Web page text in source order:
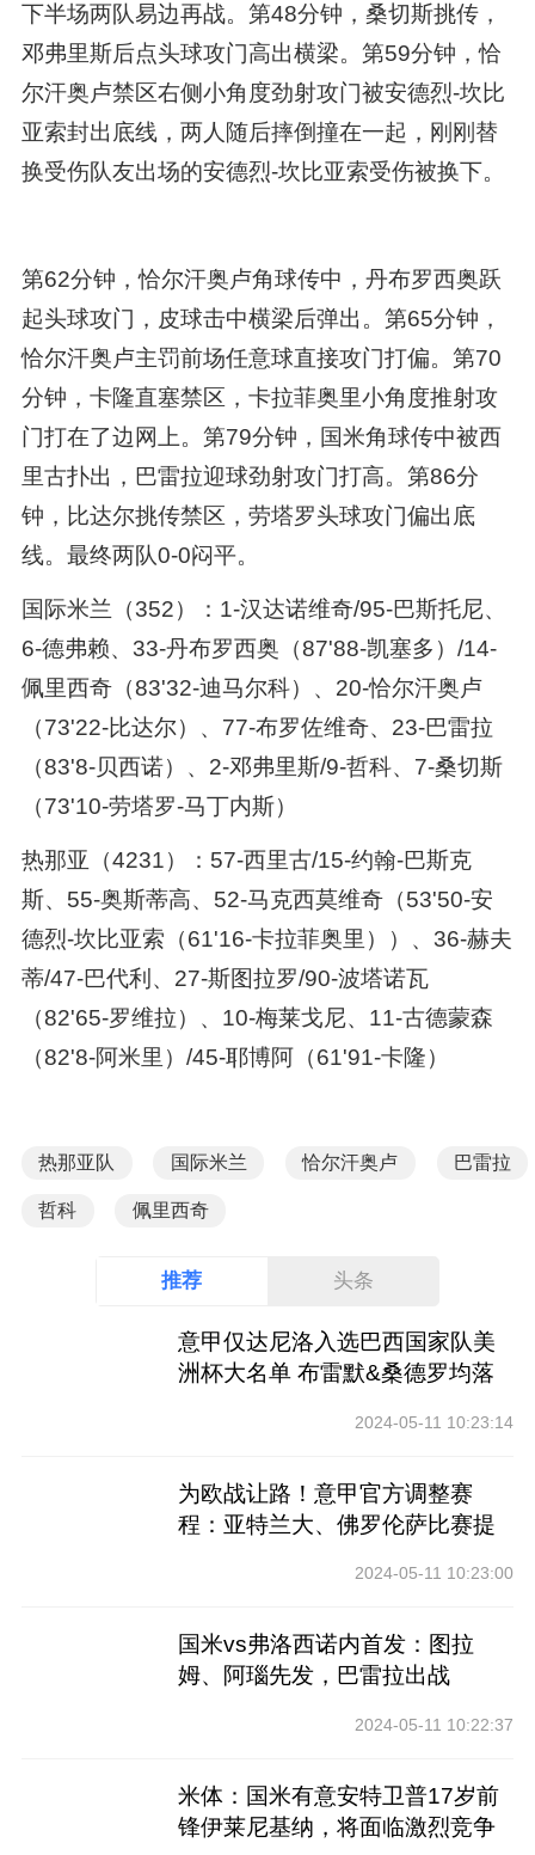
下半场两队易边再战。第48分钟，桑切斯挑传，
邓弗里斯后点头球攻门高出横梁。第59分钟，恰
尔汗奥卢禁区右侧小角度劲射攻门被安德烈-坎比
亚索封出底线，两人随后摔倒撞在一起，刚刚替
换受伤队友出场的安德烈-坎比亚索受伤被换下。
第62分钟，恰尔汗奥卢角球传中，丹布罗西奥跃
起头球攻门，皮球击中横梁后弹出。第65分钟，
恰尔汗奥卢主罚前场任意球直接攻门打偏。第70
分钟，卡隆直塞禁区，卡拉菲奥里小角度推射攻
门打在了边网上。第79分钟，国米角球传中被西
里古扑出，巴雷拉迎球劲射攻门打高。第86分
钟，比达尔挑传禁区，劳塔罗头球攻门偏出底
线。最终两队0-0闷平。
国际米兰（352）：1-汉达诺维奇/95-巴斯托尼、
6-德弗赖、33-丹布罗西奥（87'88-凯塞多）/14-
佩里西奇（83'32-迪马尔科）、20-恰尔汗奥卢
（73'22-比达尔）、77-布罗佐维奇、23-巴雷拉
（83'8-贝西诺）、2-邓弗里斯/9-哲科、7-桑切斯
（73'10-劳塔罗-马丁内斯）
热那亚（4231）：57-西里古/15-约翰-巴斯克
斯、55-奥斯蒂高、52-马克西莫维奇（53'50-安
德烈-坎比亚索（61'16-卡拉菲奥里））、36-赫夫
蒂/47-巴代利、27-斯图拉罗/90-波塔诺瓦
（82'65-罗维拉）、10-梅莱戈尼、11-古德蒙森
（82'8-阿米里）/45-耶博阿（61'91-卡隆）
热那亚队 国际米兰 恰尔汗奥卢 巴雷拉
哲科 佩里西奇
推荐 头条
意甲仅达尼洛入选巴西国家队美
洲杯大名单 布雷默&桑德罗均落
2024-05-11 10:23:14
为欧战让路！意甲官方调整赛
程：亚特兰大、佛罗伦萨比赛提
2024-05-11 10:23:00
国米vs弗洛西诺内首发：图拉
姆、阿瑙先发，巴雷拉出战
2024-05-11 10:22:37
米体：国米有意安特卫普17岁前
锋伊莱尼基纳，将面临激烈竞争